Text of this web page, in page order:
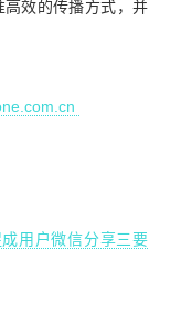
效的传播方式，并
用户微信分享三要